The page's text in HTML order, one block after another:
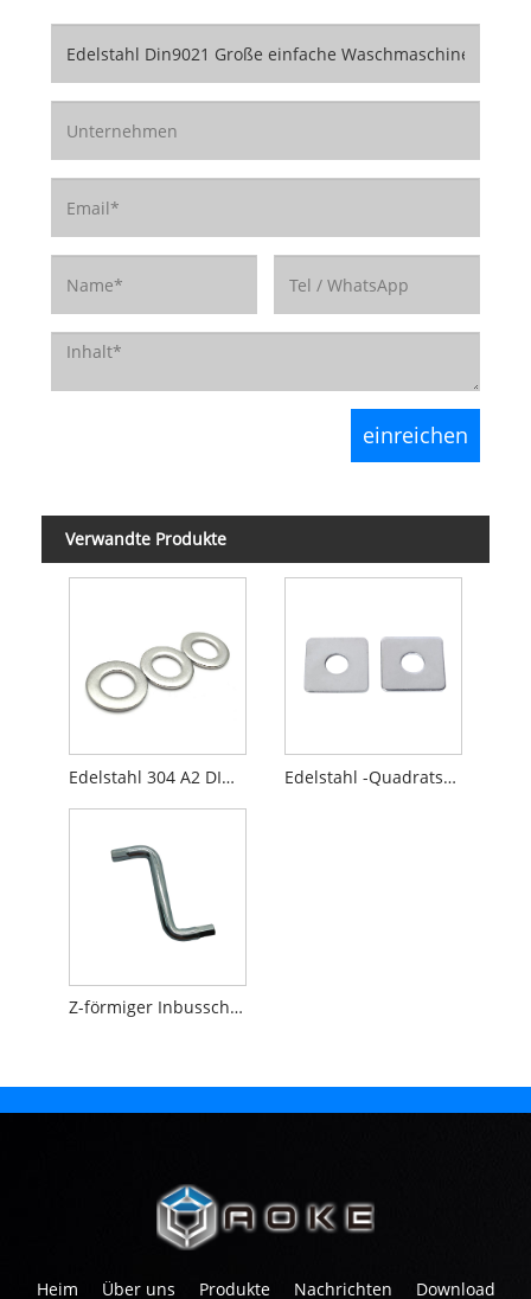
Verwandte Produkte
Edelstahl 304 A2 DIN125 Unterlegscheibe Edelstahl -Quadratscheibe
Z-förmiger Inbusschlüssel
Heim Über uns Produkte Nachrichten Download